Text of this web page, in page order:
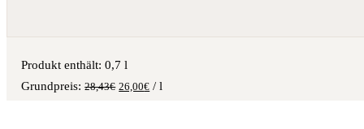
Produkt enthält: 0,7l
28,43€ 26,00€ /l